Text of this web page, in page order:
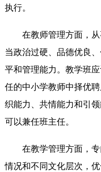
执行。
在教师管理方面，从
当政治过硬、品德优良
平和管理能力。教学班
任的中小学教师中择优
织能力、共情能力和引
可以兼任班主任。
在教学管理方面，专
情况和不同文化层次，